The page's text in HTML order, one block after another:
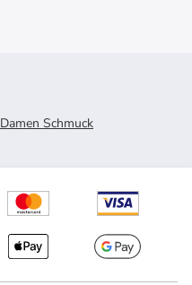
Damen Schmuck